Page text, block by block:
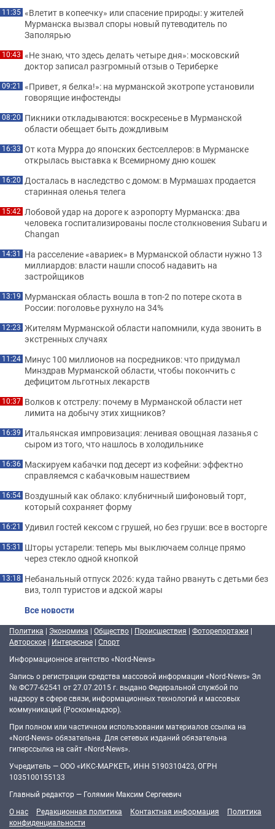
11:35 «Влетит в копеечку» или спасение природы: у жителей
Мурманска вызвал споры новый путеводитель по
Заполярью
10:43 «Не знаю, что здесь делать четыре дня»: московский
доктор записал разгромный отзыв о Териберке
09:21 «Привет, я белка!»: на мурманской экотропе установили
говорящие инфостенды
08:20 Пикники откладываются: воскресенье в Мурманской
области обещает быть дождливым
16:33 От кота Мурра до японских бестселлеров: в Мурманске
открылась выставка к Всемирному дню кошек
16:20 Досталась в наследство с домом: в Мурмашах продается
старинная оленья телега
15:42 Лобовой удар на дороге к аэропорту Мурманска: два
человека госпитализированы после столкновения Subaru и
Changan
14:31 На расселение «авариек» в Мурманской области нужно 13
миллиардов: власти нашли способ надавить на
застройщиков
13:19 Мурманская область вошла в топ-2 по потере скота в
России: поголовье рухнуло на 34%
12:23 Жителям Мурманской области напомнили, куда звонить в
экстренных случаях
11:24 Минус 100 миллионов на посредников: что придумал
Минздрав Мурманской области, чтобы покончить с
дефицитом льготных лекарств
10:37 Волков к отстрелу: почему в Мурманской области нет
лимита на добычу этих хищников?
16:39 Итальянская импровизация: ленивая овощная лазанья с
сыром из того, что нашлось в холодильнике
16:36 Маскируем кабачки под десерт из кофейни: эффектно
справляемся с кабачковым нашествием
16:54 Воздушный как облако: клубничный шифоновый торт,
который сохраняет форму
16:21 Удивил гостей кексом с грушей, но без груши: все в восторге
15:31 Шторы устарели: теперь мы выключаем солнце прямо
через стекло одной кнопкой
13:18 Небанальный отпуск 2026: куда тайно рвануть с детьми без
виз, толп туристов и адской жары
Все новости
Политика | Экономика | Общество | Происшествия | Фоторепортажи |
Авторское | Интересное | Спорт
Информационное агентство «Nord-News»
Запись о регистрации средства массовой информации «Nord-News» Эл
№ ФС77-62541 от 27.07.2015 г. выдано Федеральной службой по
надзору в сфере связи, информационных технологий и массовых
коммуникаций (Роскомнадзор).
При полном или частичном использовании материалов ссылка на
«Nord-News» обязательна. Для сетевых изданий обязательна
гиперссылка на сайт «Nord-News».
Учредитель — ООО «ИКС-МАРКЕТ», ИНН 5190310423, ОГРН
1035100155133
Главный редактор — Голямин Максим Сергеевич
О нас
Редакционная политика Контактная информация
Политика
конфиденциальности